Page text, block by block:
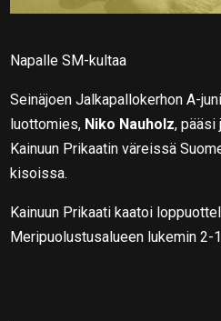
Napalle SM-kultaa
Seinäjoen Jalkapallokerhon A-
luottomies, Niko Nauholz, pääsi
Kainuun Prikaatin väreissä
kisoissa.
Kainuun Prikaati kaatoi
Meripuolustusalueen lukemin 2-